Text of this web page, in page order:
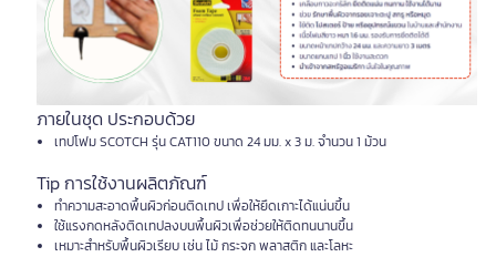
ภายในชุด ประกอบด้วย
เทปโฟม SCOTCH รุ่น CAT110 ขนาด 24 มม. x 3 ม. จำนวน 1 ม้วน
Tip การใช้งานผลิตภัณฑ์
ทำความสะอาดพื้นผิวก่อนติดเทป เพื่อให้ยึดเกาะได้แน่นขึ้น
ใช้แรงกดหลังติดเทปลงบนพื้นผิวเพื่อช่วยให้ติดทนนานขึ้น
เหมาะสำหรับพื้นผิวเรียบ เช่น ไม้ กระจก พลาสติก และโลหะ